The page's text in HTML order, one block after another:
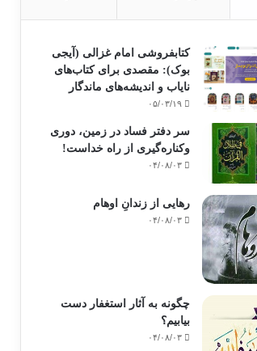
کتابفروشی امام غزالی (آیجی
بوک): مقصدی برای کتاب‌های
نایاب و اندیشه‌های ماندگار
۰۵/۰۳/۱۹
سر دفتر فساد در زمین‌، دوری
وکناره‌گیری از راه خداست‌!
۰۴/۰۸/۰۳
رهایی از زندانِ اوهام
۰۴/۰۸/۰۳
چگونه به آثار استغفار دست
بیابیم؟
۰۴/۰۸/۰۳